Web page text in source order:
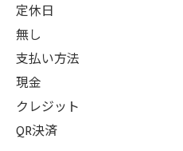
定休日
無し
支払い方法
現金
クレジット
QR決済